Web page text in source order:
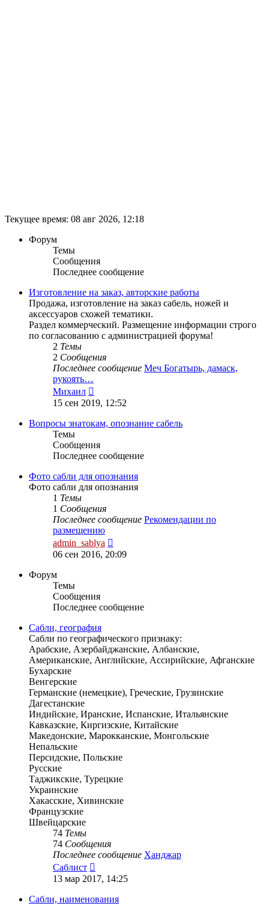
Текущее время: 08 авг 2026, 12:18
Форум
Темы
Сообщения
Последнее сообщение
Изготовление на заказ, авторские работы
Продажа, изготовление на заказ сабель, ножей и
аксессуаров схожей тематики.
Раздел коммерческий. Размещение информации строго
по согласованию с администрацией форума!
2 Темы
2 Сообщения
Последнее сообщение Меч Богатырь, дамаск,
рукоять…
Михаил
к
последнему
сообщению
15 сен 2019, 12:52
Вопросы знатокам, опознание сабель
Темы
Сообщения
Последнее сообщение
Фото сабли для опознания
Фото сабли для опознания
1 Темы
1 Сообщения
Последнее сообщение Рекомендации по
размещению
admin_sablya
к
06 сен 2016, 20:09
Форум
Темы
Сообщения
Последнее сообщение
Сабли, география
Сабли по географического признаку:
Арабские, Азербайджанские, Албанские,
Американские, Английские, Ассирийские, Афганские
Бухарские
Венгерские
Германские (немецкие), Греческие, Грузинские
Дагестанские
Индийские, Иранские, Испанские, Итальянские
Кавказские, Киргизские, Китайские
Македонские, Марокканские, Монгольские
Непальские
Персидские, Польские
Русские
Таджикские, Турецкие
Украинские
Хакасские, Хивинские
Французские
Швейцарские
74 Темы
74 Сообщения
Последнее сообщение Ханджар
Саблист
к
последнему
сообщению
13 мар 2017, 14:25
Сабли, наименования